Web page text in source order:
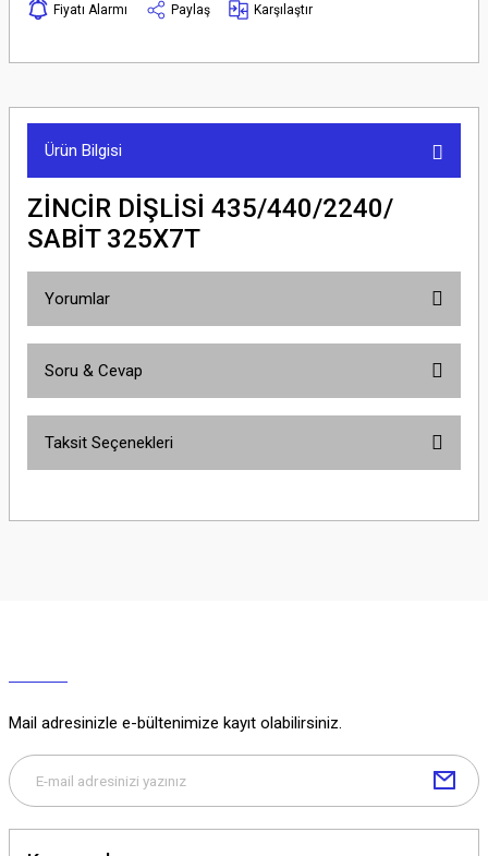
Fiyatı Alarmı
Paylaş Karşılaştır
Ürün Bilgisi
ZİNCİR DİŞLİSİ 435/440/2240/
SABİT 325X7T
Yorumlar
Soru & Cevap
Soru Sor
Taksit Seçenekleri
Mail adresinizle e-bültenimize kayıt olabilirsiniz.